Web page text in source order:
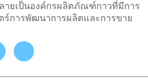
ายเป็นองค์กรผลิตภัณฑ์กาวที่มีการ
ร์การพัฒนาการผลิตและการขาย